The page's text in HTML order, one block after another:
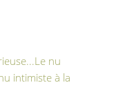
nu
intimiste à la